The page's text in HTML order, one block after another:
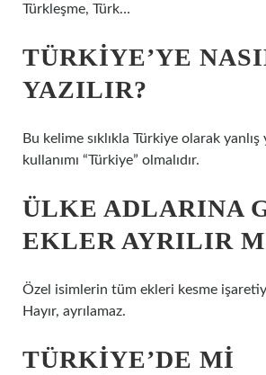
Türkleşme, Türk…
TÜRKIYE’YE
YAZILIR?
Bu kelime sıklıkla Türkiye olarak yanlış
kullanımı “Türkiye” olmalıdır.
ÜLKE ADLARINA
EKLER AYRILIR
Özel isimlerin tüm ekleri kesme
Hayır, ayrılamaz.
TÜRKIYE’DE MI